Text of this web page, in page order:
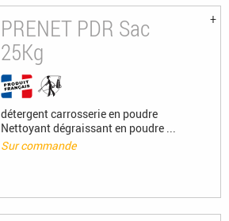
PRENET PDR Sac
25Kg
détergent carrosserie en poudre
Nettoyant dégraissant en poudre ...
Sur commande